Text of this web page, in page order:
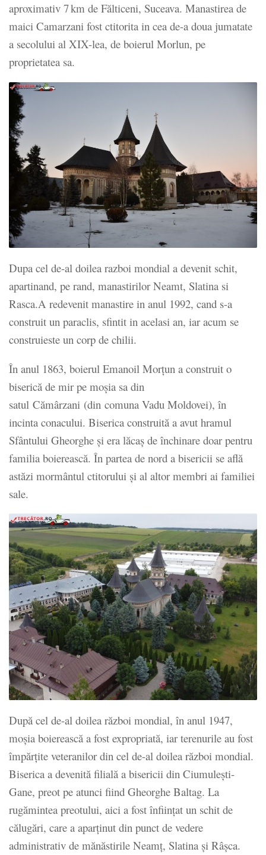
aproximativ 7 km de Fălticeni, Suceava. Manastirea de
maici Camarzani fost ctitorita in cea de-a doua jumatate
a secolului al XIX-lea, de boierul Morlun, pe
proprietatea sa.
Dupa cel de-al doilea razboi mondial a devenit schit,
apartinand, pe rand, manastirilor Neamt, Slatina si
Rasca.A redevenit manastire in anul 1992, cand s-a
construit un paraclis, sfintit in acelasi an, iar acum se
construieste un corp de chilii.
În anul 1863, boierul Emanoil Morțun a construit o
biserică de mir pe moșia sa din
satul Cămârzani (din comuna Vadu Moldovei), în
incinta conacului. Biserica construită a avut hramul
Sfântului Gheorghe și era lăcaș de închinare doar pentru
familia boierească. În partea de nord a bisericii se află
astăzi mormântul ctitorului și al altor membri ai familiei
sale.
După cel de-al doilea război mondial, în anul 1947,
moșia boierească a fost expropriată, iar terenurile au fost
împărțite veteranilor din cel de-al doilea război mondial.
Biserica a devenită filială a bisericii din Ciumulești-
Gane, preot pe atunci fiind Gheorghe Baltag. La
rugămintea preotului, aici a fost înființat un schit de
călugări, care a aparținut din punct de vedere
administrativ de mănăstirile Neamț, Slatina și Râșca.